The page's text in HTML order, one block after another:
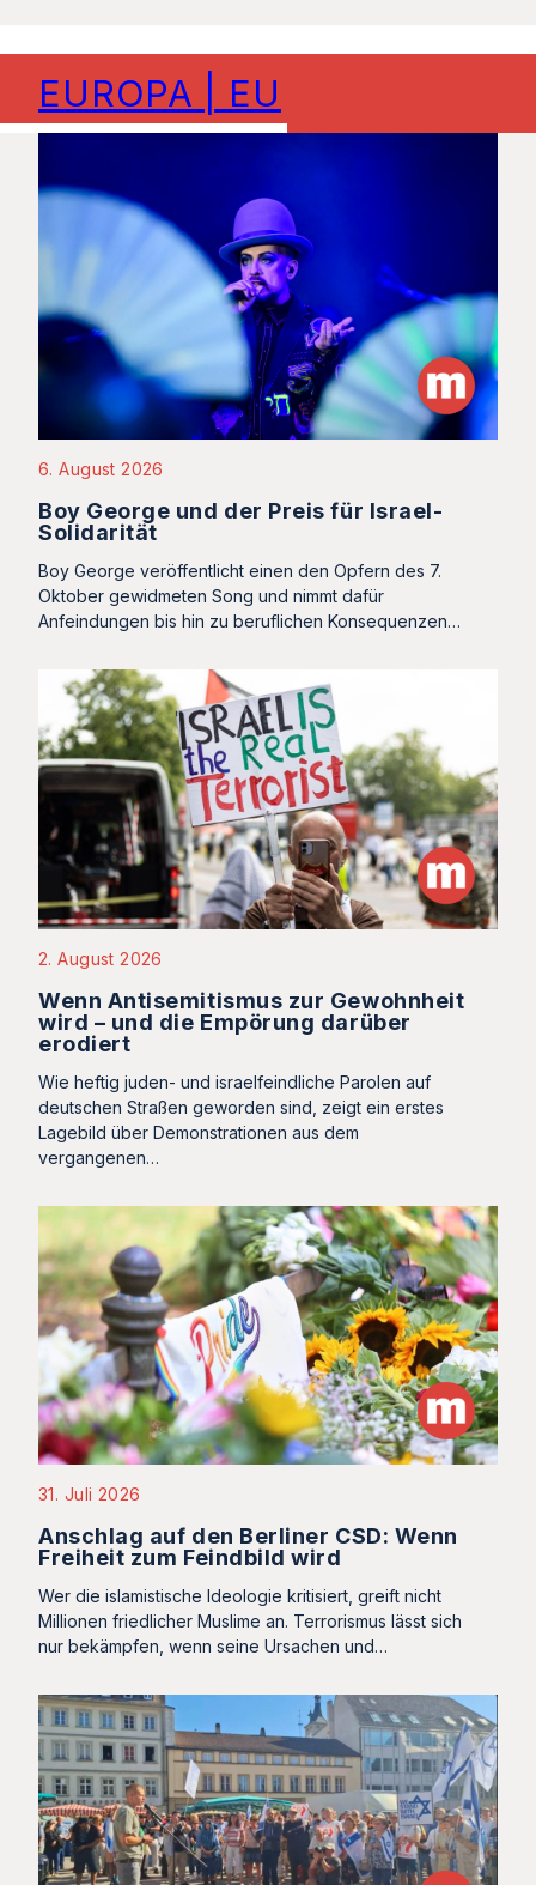
EUROPA | EU
6. August 2026
Boy George und der Preis für Israel-
Solidarität
Boy George veröffentlicht einen den Opfern des 7.
Oktober gewidmeten Song und nimmt dafür
Anfeindungen bis hin zu beruflichen Konsequenzen…
2. August 2026
Wenn Antisemitismus zur Gewohnheit
wird – und die Empörung darüber
erodiert
Wie heftig juden- und israelfeindliche Parolen auf
deutschen Straßen geworden sind, zeigt ein erstes
Lagebild über Demonstrationen aus dem
vergangenen…
31. Juli 2026
Anschlag auf den Berliner CSD: Wenn
Freiheit zum Feindbild wird
Wer die islamistische Ideologie kritisiert, greift nicht
Millionen friedlicher Muslime an. Terrorismus lässt sich
nur bekämpfen, wenn seine Ursachen und…